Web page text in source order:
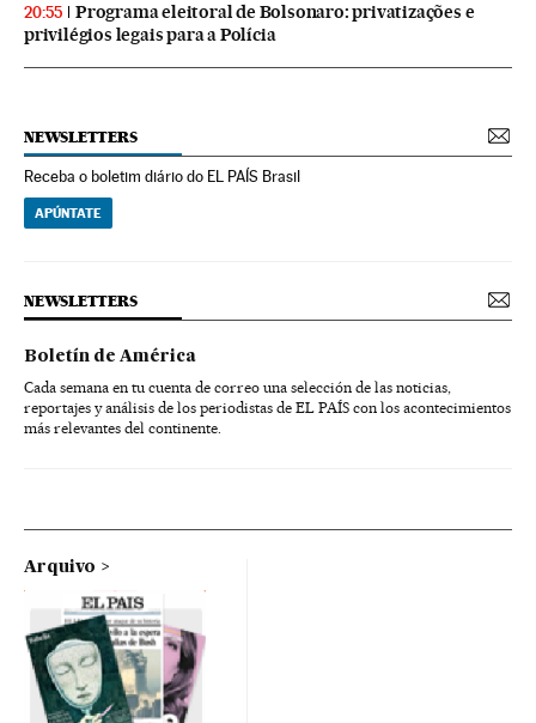
20:55
Programa eleitoral de Bolsonaro: privatizações e
privilégios legais para a Polícia
NEWSLETTERS
Receba o boletim diário do EL PAÍS Brasil
APÚNTATE
NEWSLETTERS
Boletín de América
Cada semana en tu cuenta de correo una selección de las noticias,
reportajes y análisis de los periodistas de EL PAÍS con los acontecimientos
más relevantes del continente.
Arquivo